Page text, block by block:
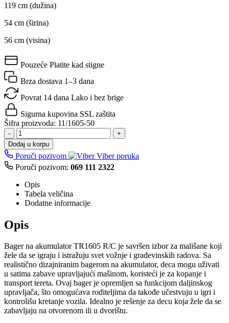
119 cm (dužina)
54 cm (širina)
56 cm (visina)
Pouzeće Platite kad stigne
Brza dostava 1–3 dana
Povrat 14 dana Lako i bez brige
Sigurna kupovina SSL zaštita
Šifra proizvoda: 11/1605-50
-
+
Dodaj u korpu
Poruči pozivom
Viber poruka
Poruči pozivom: 069 111 2322
Opis
Tabela veličina
Dodatne informacije
Opis
Bager na akumulator TR1605 R/C je savršen izbor za mališane koji
žele da se igraju i istražuju svet vožnje i građevinskih radova. Sa
realistično dizajniranim bagerom na akumulator, deca mogu uživati
u satima zabave upravljajući mašinom, koristeći je za kopanje i
transport tereta. Ovaj bager je opremljen sa funkcijom daljinskog
upravljača, što omogućava roditeljima da takođe učestvuju u igri i
kontrolišu kretanje vozila. Idealno je rešenje za decu koja žele da se
zabavljaju na otvorenom ili u dvorištu.